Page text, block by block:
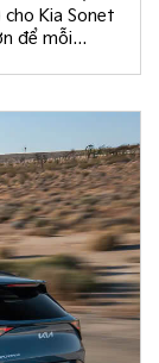
Kia Sonet
để mỗi